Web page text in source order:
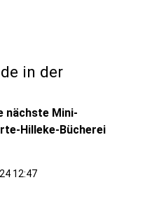
in der
nächste Mini-
Hilleke-Bücherei
12:47